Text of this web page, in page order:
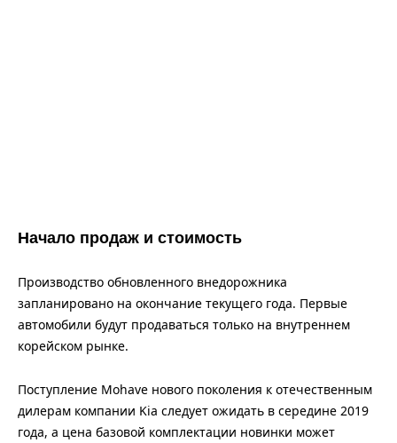
Начало продаж и стоимость
Производство обновленного внедорожника
запланировано на окончание текущего года. Первые
автомобили будут продаваться только на внутреннем
корейском рынке.
Поступление Mohave нового поколения к отечественным
дилерам компании Kia следует ожидать в середине 2019
года, а цена базовой комплектации новинки может